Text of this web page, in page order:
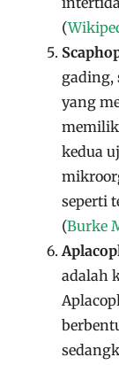
(
gading,
yang
kedua
seperti
(Burke
adalah